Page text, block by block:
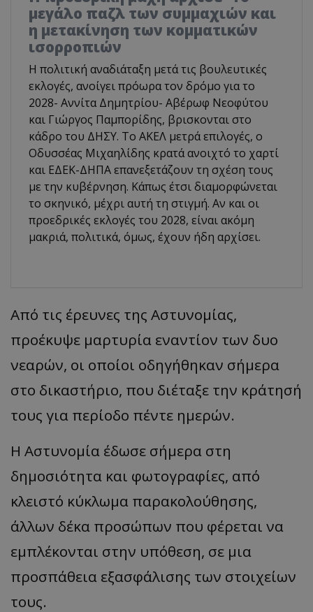
μεγάλο παζλ των συμμαχιών και
η μετακίνηση των κομματικών
ισορροπιών
Η πολιτική αναδιάταξη μετά τις βουλευτικές
εκλογές, ανοίγει πρόωρα τον δρόμο για το
2028- Αννίτα Δημητρίου- Αβέρωφ Νεοφύτου
και Γιώργος Παμπορίδης, βρισκονται στο
κάδρο του ΔΗΣΥ. Το ΑΚΕΛ μετρά επιλογές, ο
Οδυσσέας Μιχαηλίδης κρατά ανοιχτό το χαρτί
και ΕΔΕΚ-ΔΗΠΑ επανεξετάζουν τη σχέση τους
με την κυβέρνηση. Κάπως έτσι διαμορφώνεται
το σκηνικό, μέχρι αυτή τη στιγμή. Αν και οι
προεδρικές εκλογές του 2028, είναι ακόμη
μακριά, πολιτικά, όμως, έχουν ήδη αρχίσει.
Από τις έρευνες της Αστυνομίας,
προέκυψε μαρτυρία εναντίον των δυο
νεαρών, οι οποίοι οδηγήθηκαν σήμερα
στο δικαστήριο, που διέταξε την κράτησή
τους για περίοδο πέντε ημερών.
Η Αστυνομία έδωσε σήμερα στη
δημοσιότητα και φωτογραφίες, από
κλειστό κύκλωμα παρακολούθησης,
άλλων δέκα προσώπων που φέρεται να
εμπλέκονται στην υπόθεση, σε μια
προσπάθεια εξασφάλισης των στοιχείων
τους.